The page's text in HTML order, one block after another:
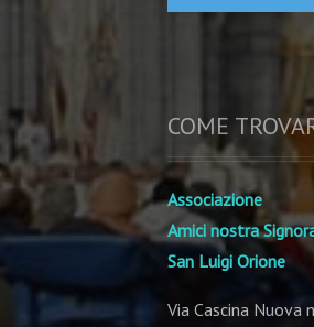
COME
Associazione
Amici nostra
San Luigi Orione
Via Cascina Nuova